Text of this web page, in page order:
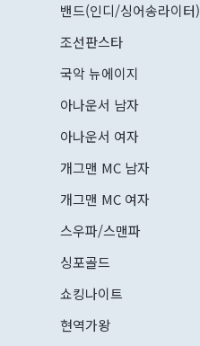
밴드(인디/싱어송라이터)
조선판스타
국악 뉴에이지
아나운서 남자
아나운서 여자
개그맨 MC 남자
개그맨 MC 여자
스우파/스맨파
싱포골드
쇼킹나이트
현역가왕